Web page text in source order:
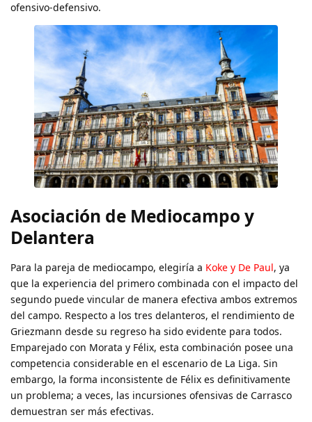
ofensivo-defensivo.
Asociación de Mediocampo y
Delantera
Para la pareja de mediocampo, elegiría a Koke y De Paul, ya
que la experiencia del primero combinada con el impacto del
segundo puede vincular de manera efectiva ambos extremos
del campo. Respecto a los tres delanteros, el rendimiento de
Griezmann desde su regreso ha sido evidente para todos.
Emparejado con Morata y Félix, esta combinación posee una
competencia considerable en el escenario de La Liga. Sin
embargo, la forma inconsistente de Félix es definitivamente
un problema; a veces, las incursiones ofensivas de Carrasco
demuestran ser más efectivas.